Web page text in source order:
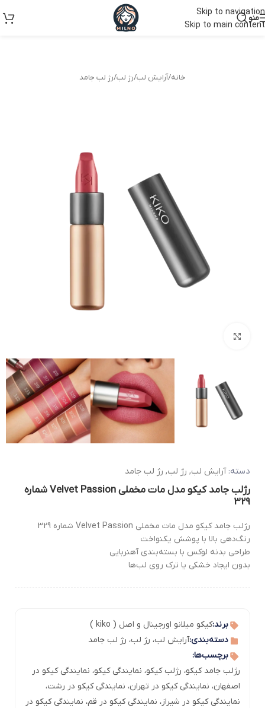
Skip to navigation
Skip to main content
منو
خانه/آرایش لب/رژ لب/رژ لب جامد
دسته: آرایش لب, رژ لب, رژ لب جامد
رژلب جامد کیکو مدل مات مخملی Velvet Passion شماره
329
رژلب جامد کیکو مدل مات مخملی Velvet Passion شماره 329
رنگ‌دهی بالا با پوشش یکنواخت
طراحی بدنه لوکس با بسته‌بندی آهنربایی
بدون ایجاد خشکی یا ترک روی لب‌ها
برند:کیکو میلانو اورجینال و اصل ( kiko )
دسته‌بندی:آرایش لب، رژ لب، رژ لب جامد
برچسب‌ها:
رژلب جامد کیکو، رژلب کیکو، نمایندگی کیکو، نمایندگی کیکو در
اصفهان، نمایندگی کیکو در تهران، نمایندگی کیکو در رشت،
نمایندگی کیکو در شیراز، نمایندگی کیکو در قم، نمایندگی کیکو در